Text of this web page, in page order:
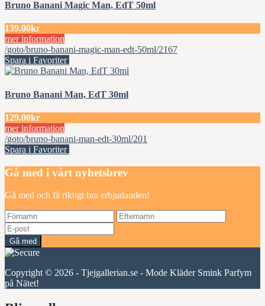
Bruno Banani Magic Man, EdT 50ml
139.00kr
mer information
/goto/bruno-banani-magic-man-edt-50ml/2167
Spara i Favoriter
Bruno Banani Man, EdT 30ml
129.00kr
mer information
/goto/bruno-banani-man-edt-30ml/201
Spara i Favoriter
Gå med i vårt nyhetsbrev
Gå med och få riktigt bra erbjudanden!
Gå med
Copyright © 2026 - Tjejgallerian.se - Mode Kläder Smink Parfym
på Nätet!